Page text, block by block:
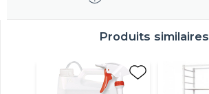
Produits similaires